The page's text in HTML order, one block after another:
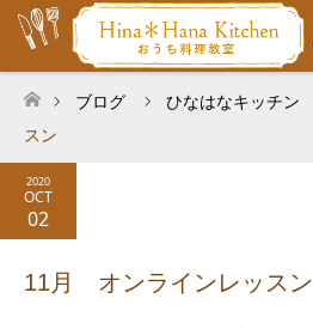
ホーム
ブログ ひなはなキッチン
スン
2020
OCT
02
11月 オンラインレッスン